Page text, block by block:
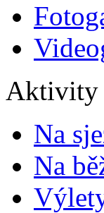
Aktivity
Na
Na